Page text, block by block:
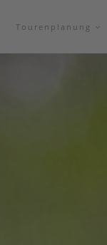
Tourenplanung